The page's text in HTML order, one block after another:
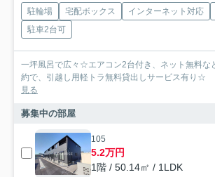
駐輪場 宅配ボックス インターネット対応
駐車2台可
一坪風呂で広々☆エアコン2台付き、ネット無料な
約で、引越し用軽トラ無料貸出しサービス有り☆
見る
募集中の部屋
105
5.2万円
1階 / 50.14㎡ / 1LDK